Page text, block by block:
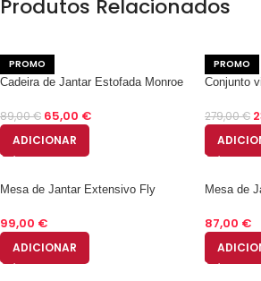
Produtos Relacionados
PROMO
Cadeira de Jantar Estofada Monroe
89,00€ 65,00 €
ADICIONAR
PROMO
Conjunto
279,00€
Mesa de Jantar Extensivo Fly
99,00 €
ADICIONAR
Mesa de
87,00 €